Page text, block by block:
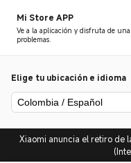
Mi Store APP
Ve a la aplicación y disfruta de
problemas.
Elige tu ubicación e idioma
Colombia / Español
Xiaomi anuncia el retiro de